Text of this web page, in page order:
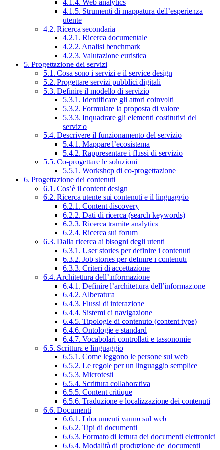
4.1.4. Web analytics
4.1.5. Strumenti di mappatura dell’esperienza
utente
4.2. Ricerca secondaria
4.2.1. Ricerca documentale
4.2.2. Analisi benchmark
4.2.3. Valutazione euristica
5. Progettazione dei servizi
5.1. Cosa sono i servizi e il service design
5.2. Progettare servizi pubblici digitali
5.3. Definire il modello di servizio
5.3.1. Identificare gli attori coinvolti
5.3.2. Formulare la proposta di valore
5.3.3. Inquadrare gli elementi costitutivi del
servizio
5.4. Descrivere il funzionamento del servizio
5.4.1. Mappare l’ecosistema
5.4.2. Rappresentare i flussi di servizio
5.5. Co-progettare le soluzioni
5.5.1. Workshop di co-progettazione
6. Progettazione dei contenuti
6.1. Cos’è il content design
6.2. Ricerca utente sui contenuti e il linguaggio
6.2.1. Content discovery
6.2.2. Dati di ricerca (search keywords)
6.2.3. Ricerca tramite analytics
6.2.4. Ricerca sui forum
6.3. Dalla ricerca ai bisogni degli utenti
6.3.1. User stories per definire i contenuti
6.3.2. Job stories per definire i contenuti
6.3.3. Criteri di accettazione
6.4. Architettura dell’informazione
6.4.1. Definire l’architettura dell’informazione
6.4.2. Alberatura
6.4.3. Flussi di interazione
6.4.4. Sistemi di navigazione
6.4.5. Tipologie di contenuto (content type)
6.4.6. Ontologie e standard
6.4.7. Vocabolari controllati e tassonomie
6.5. Scrittura e linguaggio
6.5.1. Come leggono le persone sul web
6.5.2. Le regole per un linguaggio semplice
6.5.3. Microtesti
6.5.4. Scrittura collaborativa
6.5.5. Content critique
6.5.6. Traduzione e localizzazione dei contenuti
6.6. Documenti
6.6.1. I documenti vanno sul web
6.6.2. Tipi di documenti
6.6.3. Formato di lettura dei documenti elettronici
6.6.4. Modalità di produzione dei documenti